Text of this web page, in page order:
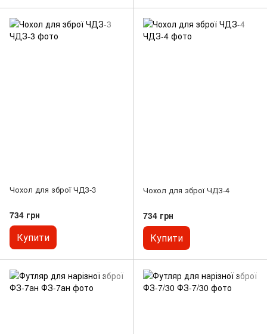
Чохол для зброї ЧДЗ-3
734 грн
Купити
Чохол для зброї ЧДЗ-4
734 грн
Купити